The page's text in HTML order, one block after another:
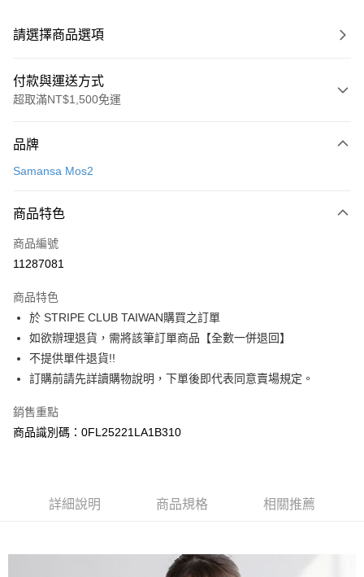
請選擇商品選項
付款與運送方式
超取滿NT$1,500免運
信用卡一次付款
3 期 0 利率 每期
合作金庫商業銀行
上海商業儲蓄銀行
臺灣中小企業銀行
匯豐（台灣）商業銀行
華泰商業銀行
聯邦商業銀行
遠東國際商業銀行
元大商業銀行
玉山商業銀行
星展（台灣）商業銀行
台灣樂天信用卡公司
超商取貨付款
LINE Pay
Apple Pay
街口支付
悠遊付
大哥付你分期
相關說明
流程，驗證手機門號後，選擇欲分期的期數、繳款截止日，確認付款後即完
消。如遇「轉專審核」未通過狀況，表示未達大哥付你分期系統評分，恕無
【關於「AFTEE先享後付」】
１．簡單：不需註冊會員、不需綁卡、不需儲值。
２．便利：只要手機號碼，簡訊認證，即可結帳。
品牌
Samansa Mos2
商品特色
商品編號
11287081
商品特色
於 STRIPE CLUB TAIWAN購買之訂單
如欲辦理退貨，需將該筆訂單商品【全數一併退回】
不提供單件退貨!!
訂購前請先詳讀購物說明，下單後即代表同意賣場規定。
銷售重點
商品識別碼：0FL25221LA1B310
詳細說明 商品規格 相關推薦